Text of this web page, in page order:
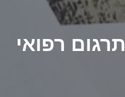
תרגום רפואי